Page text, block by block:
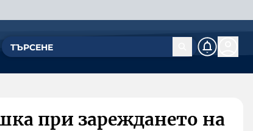
при зареждането на